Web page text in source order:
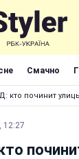
Смачно
кто починит
12:27